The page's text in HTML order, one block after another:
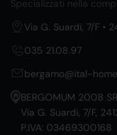
Specializzati nella
Via G. Suardi, 7/F •
035 21.08.97
bergamo@ital-
BERGOMUM 2008
Via G. Suardi, 7/F,
P.IVA: 03469300168